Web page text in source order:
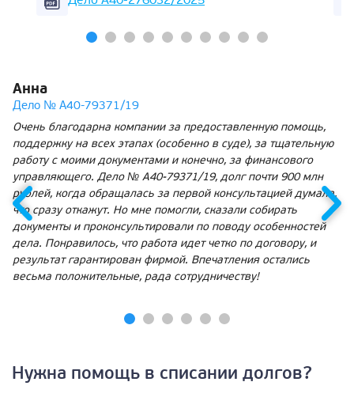
Анна
Дело № А40-79371/19
Очень благодарна компании за предоставленную помощь,
поддержку на всех этапах (особенно в суде), за тщательную
работу с моими документами и конечно, за финансового
управляющего. Дело № А40-79371/19, долг почти 900 млн
рублей, когда обращалась за первой консультацией думала,
что сразу откажут. Но мне помогли, сказали собирать
документы и проконсультировали по поводу особенностей
дела. Понравилось, что работа идет четко по договору, и
результат гарантирован фирмой. Впечатления остались
весьма положительные, рада сотрудничеству!
Нужна помощь в списании долгов?